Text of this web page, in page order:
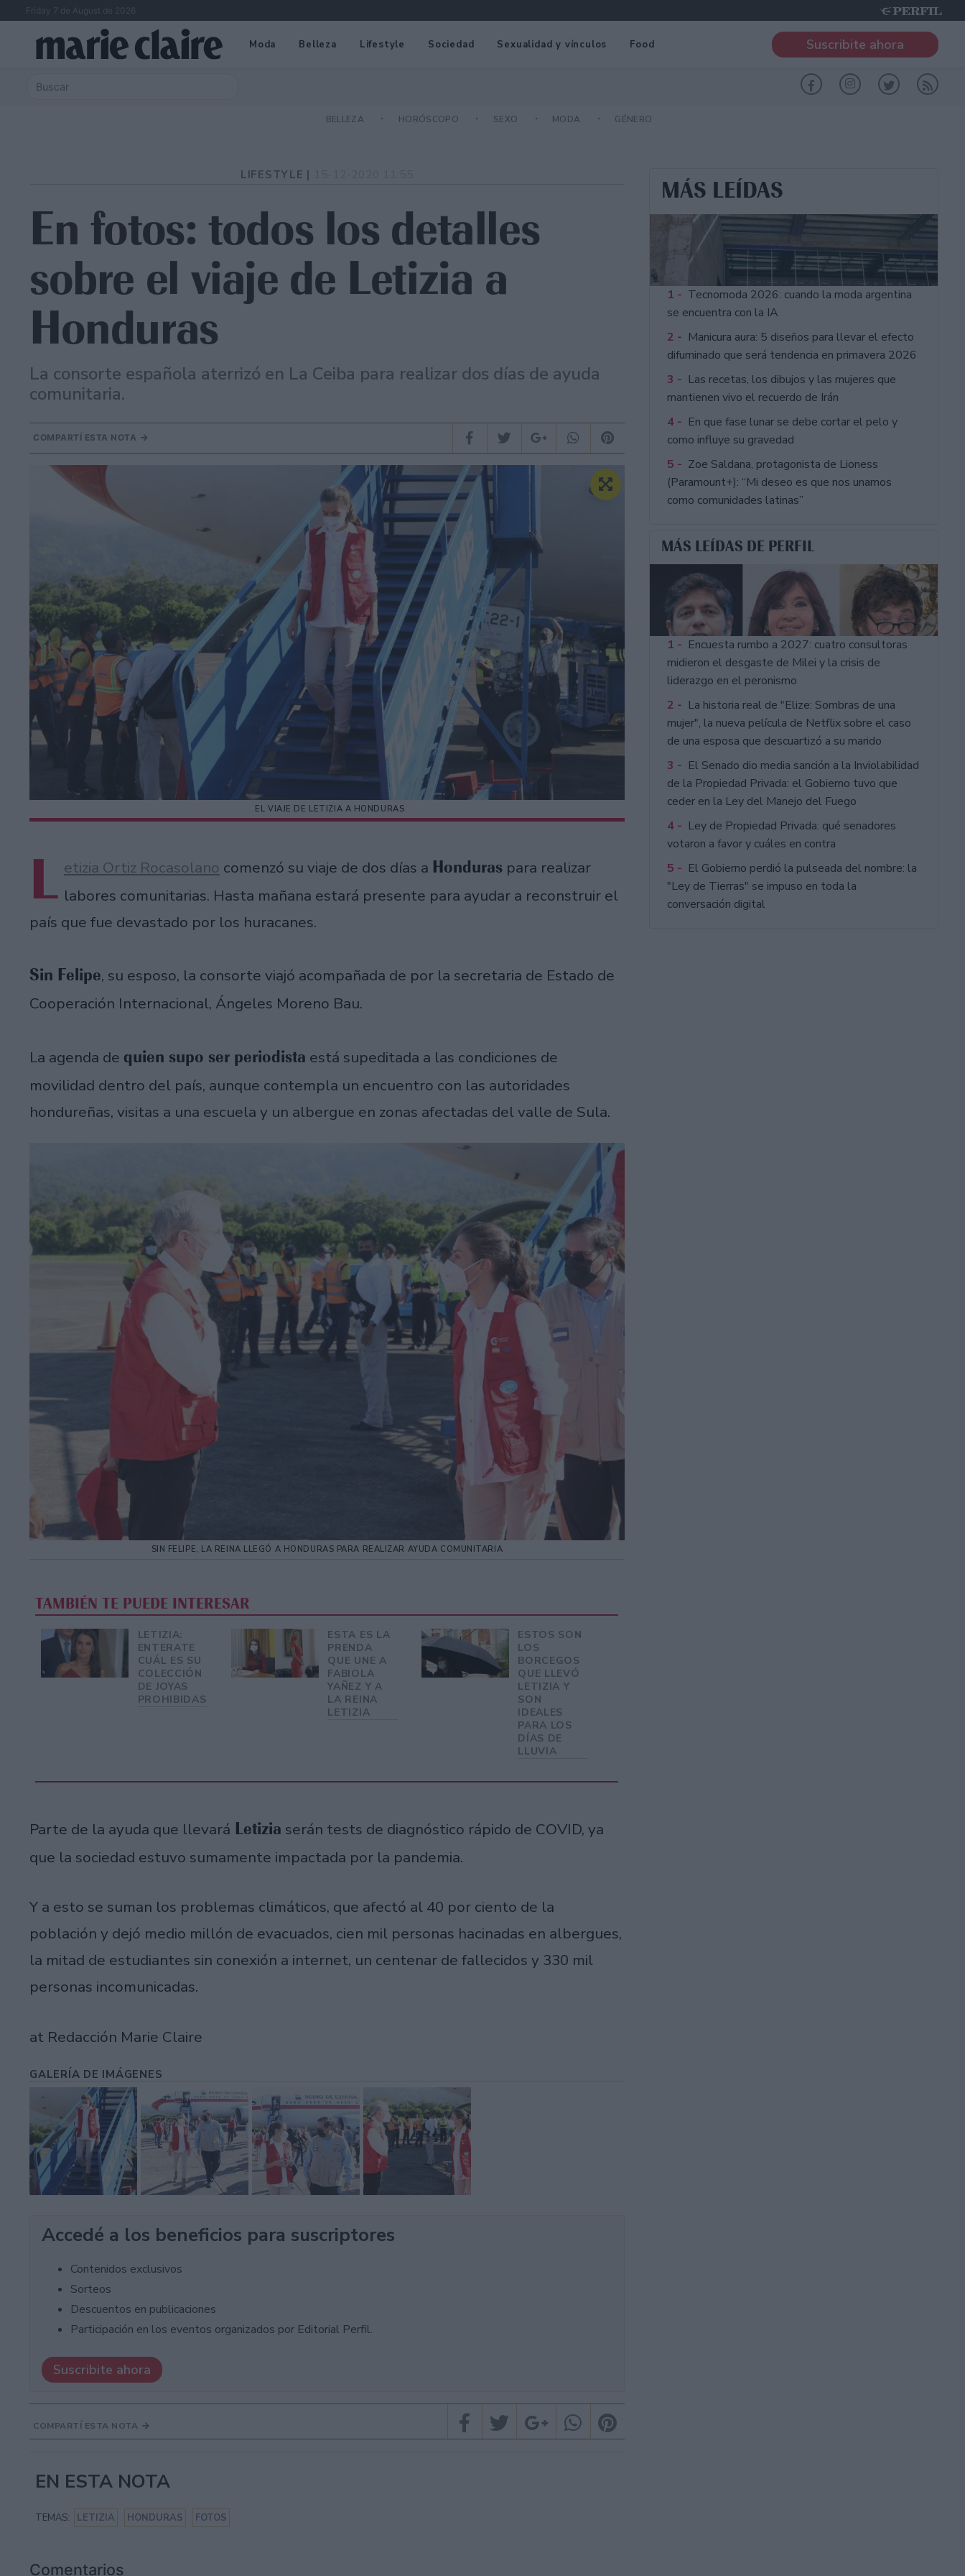
Friday 7 de August de 2026
Moda Belleza Lifestyle Sociedad Sexualidad y vínculos Food Suscribite ahora
BELLEZA HORÓSCOPO SEXO MODA GÉNERO
LIFESTYLE |
En fotos: todos los detalles
sobre el viaje de Letizia a
Honduras
La consorte española aterrizó en La Ceiba para realizar dos días de ayuda
comunitaria.
COMPARTÍ ESTA NOTA
EL VIAJE DE LETIZIA A HONDURAS
L etizia Ortiz Rocasolano comenzó su viaje de dos días a Honduras para realizar
labores comunitarias. Hasta mañana estará presente para ayudar a reconstruir el
país que fue devastado por los huracanes.
Sin Felipe, su esposo, la consorte viajó acompañada de por la secretaria de Estado de
Cooperación Internacional, Ángeles Moreno Bau.
La agenda de quien supo ser periodista está supeditada a las condiciones de
movilidad dentro del país, aunque contempla un encuentro con las autoridades
hondureñas, visitas a una escuela y un albergue en zonas afectadas del valle de Sula.
SIN FELIPE, LA REINA LLEGÓ A HONDURAS PARA REALIZAR AYUDA COMUNITARIA
TAMBIÉN TE PUEDE INTERESAR
LETIZIA:
ENTERATE
CUÁL ES SU
COLECCIÓN
DE JOYAS
PROHIBIDAS
ESTA ES LA
PRENDA
QUE UNE A
FABIOLA
YAÑEZ Y A
LA REINA
LETIZIA
ESTOS SON
LOS
BORCEGOS
QUE LLEVÓ
LETIZIA Y
SON
IDEALES
PARA LOS
DÍAS DE
LLUVIA
Parte de la ayuda que llevará Letizia serán tests de diagnóstico rápido de COVID, ya
que la sociedad estuvo sumamente impactada por la pandemia.
Y a esto se suman los problemas climáticos, que afectó al 40 por ciento de la
población y dejó medio millón de evacuados, cien mil personas hacinadas en albergues,
la mitad de estudiantes sin conexión a internet, un centenar de fallecidos y 330 mil
personas incomunicadas.
at Redacción Marie Claire
GALERÍA DE IMÁGENES
Accedé a los beneficios para suscriptores
Contenidos exclusivos
Sorteos
Descuentos en publicaciones
Participación en los eventos organizados por Editorial Perfil.
Suscribite ahora
COMPARTÍ ESTA NOTA
EN ESTA NOTA
TEMAS: LETIZIA HONDURAS FOTOS
Comentarios
MÁS LEÍDAS
1 - Tecnomoda 2026: cuando la moda argentina
se encuentra con la IA
2 - Manicura aura: 5 diseños para llevar el efecto
difuminado que será tendencia en primavera 2026
3 - Las recetas, los dibujos y las mujeres que
mantienen vivo el recuerdo de Irán
4 - En que fase lunar se debe cortar el pelo y
como influye su gravedad
5 - Zoe Saldana, protagonista de Lioness
(Paramount+): “Mi deseo es que nos unamos
como comunidades latinas”
MÁS LEÍDAS DE PERFIL
1 - Encuesta rumbo a 2027: cuatro consultoras
midieron el desgaste de Milei y la crisis de
liderazgo en el peronismo
2 - La historia real de "Elize: Sombras de una
mujer", la nueva película de Netflix sobre el caso
de una esposa que descuartizó a su marido
3 - El Senado dio media sanción a la Inviolabilidad
de la Propiedad Privada: el Gobierno tuvo que
ceder en la Ley del Manejo del Fuego
4 - Ley de Propiedad Privada: qué senadores
votaron a favor y cuáles en contra
5 - El Gobierno perdió la pulseada del nombre: la
"Ley de Tierras" se impuso en toda la
conversación digital